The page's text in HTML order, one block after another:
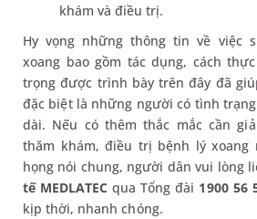
khám và điều trị.
Hy vọng những thông tin về việc
xoang bao gồm tác dụng, cách
trọng được trình bày trên đây đã
đặc biệt là những người có tình
dài. Nếu có thêm thắc mắc cần
thăm khám, điều trị bệnh lý xoang
họng nói chung, người dân vui lòng
tế MEDLATEC qua Tổng đài 1900 56
kịp thời, nhanh chóng.